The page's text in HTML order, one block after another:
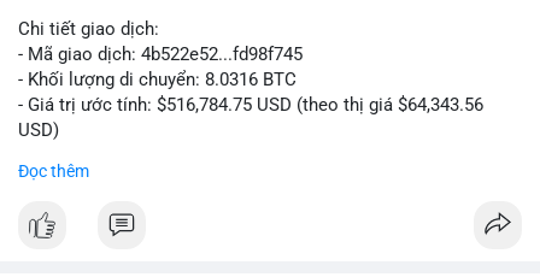
Chi tiết giao dịch:
- Mã giao dịch: 4b522e52...fd98f745
- Khối lượng di chuyển: 8.0316 BTC
- Giá trị ước tính: $516,784.75 USD (theo thị giá $64,343.56
USD)
Khối lượng 8.0316 BTC tương đương hơn nửa triệu USD được
Đọc thêm